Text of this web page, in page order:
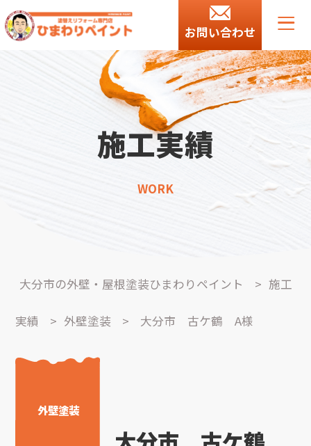
お問い合わせ
施工実績
WORK
大分市の外壁・屋根塗装ひまわりペイント > 施工
実績 > 外壁塗装 > 大分市 古ケ鶴 A様
外壁塗装